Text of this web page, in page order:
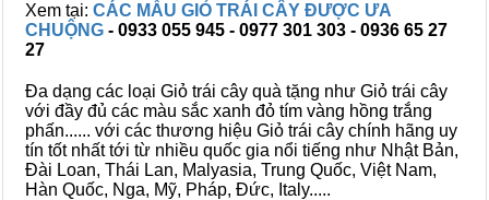
Xem tại: CÁC MẪU GIỎ TRÁI CÂY ĐƯỢC ƯA
CHUỘNG - 0933 055 945 - 0977 301 303 - 0936 65 27
27
Đa dạng các loại Giỏ trái cây quà tặng như Giỏ trái cây
với đầy đủ các màu sắc xanh đỏ tím vàng hồng trắng
phấn...... với các thương hiệu Giỏ trái cây chính hãng uy
tín tốt nhất tới từ nhiều quốc gia nổi tiếng như Nhật Bản,
Đài Loan, Thái Lan, Malyasia, Trung Quốc, Việt Nam,
Hàn Quốc, Nga, Mỹ, Pháp, Đức, Italy.....